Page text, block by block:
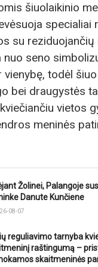
šiuolaikinio
specialiai
su reziduojančių
nuo seno
vienybę, todėl
bei draugystės
vietos
meninės
Žolinei, Palangoje
Danute Kunčiene
08-07
reguliavimo tarnyba
raštingumą –
skaitmeninės